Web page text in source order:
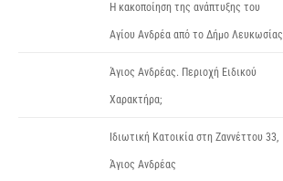
Η κακοποίηση της ανάπτυξης του
Αγίου Ανδρέα από το Δήμο Λευκωσίας
Άγιος Ανδρέας. Περιοχή Ειδικού
Χαρακτήρα;
Ιδιωτική Κατοικία στη Ζαννέττου 33,
Άγιος Ανδρέας